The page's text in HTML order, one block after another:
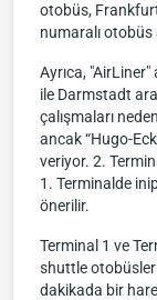
otobüs,
numaralı
Ayrıca,
ile Darmstadt
çalışmaları
ancak “Hugo-
veriyor. 2.
1. Terminalde
önerilir.
Terminal 1 ve
shuttle
dakikada bir